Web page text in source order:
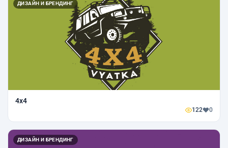
ДИЗАЙН И БРЕНДИНГ
4x4
122 0
ДИЗАЙН И БРЕНДИНГ